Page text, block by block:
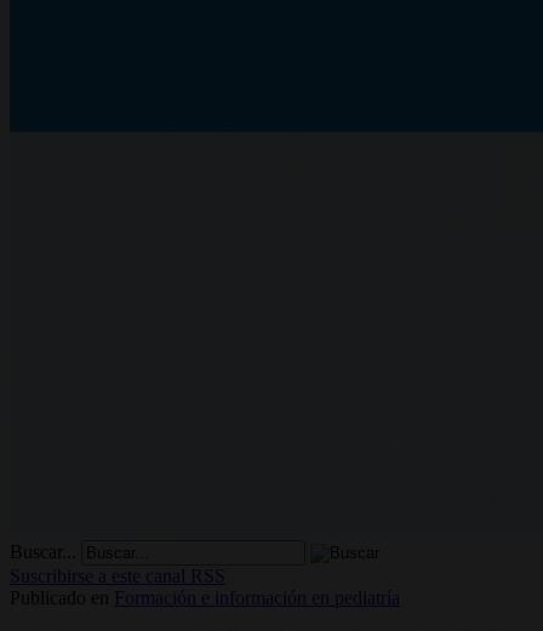
Buscar...
Suscribirse a este canal RSS
Publicado en
Formación e información en pediatría